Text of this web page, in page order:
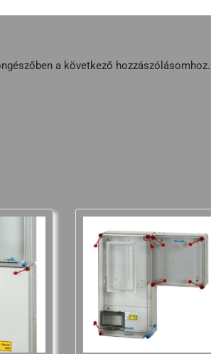
a következő hozzászólásomhoz.